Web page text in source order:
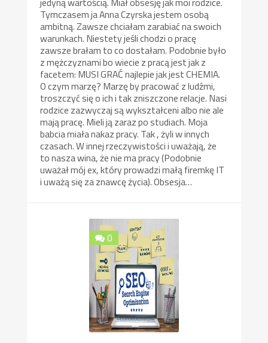
Tymczasem ja Anna Czyrska jestem osobą
ambitną. Zawsze chciałam zarabiać na swoich
warunkach. Niestety jeśli chodzi o pracę
zawsze brałam to co dostałam. Podobnie było
z mężczyznami bo wiecie z pracą jest jak z
facetem: MUSI GRAĆ najlepie jak jest CHEMIA.
O czym marzę? Marzę by pracować z ludźmi,
troszczyć się o ich i tak zniszczone relacje. Nasi
rodzice zazwyczaj są wykształceni albo nie ale
mają pracę. Mieli ją zaraz po studiach. Moja
babcia miała nakaz pracy. Tak , żyli w innych
czasach. W innej rzeczywistości i uważają, że
to nasza wina, że nie ma pracy (Podobnie
uważał mój ex, który prowadzi małą firemkę IT
i uważą się za znawcę życia). Obsesja…
0